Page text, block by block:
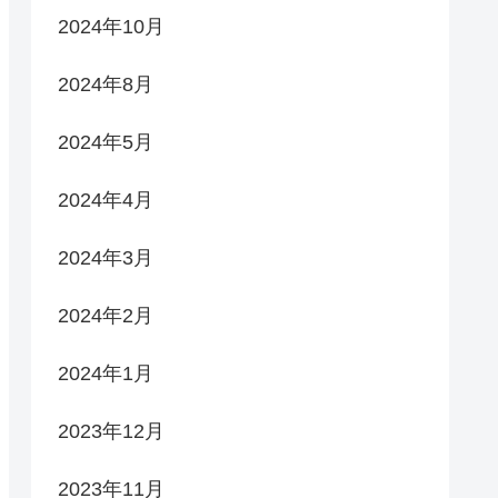
2024年10月
2024年8月
2024年5月
2024年4月
2024年3月
2024年2月
2024年1月
2023年12月
2023年11月